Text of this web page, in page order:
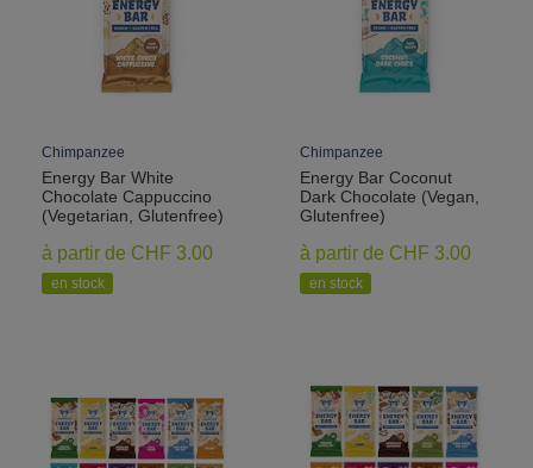
Chimpanzee
Energy Bar White
Chocolate Cappuccino
(Vegetarian, Glutenfree)
à partir de CHF 3.00
en stock
Chimpanzee
Energy Bar Coconut
Dark Chocolate (Vegan,
Glutenfree)
à partir de CHF 3.00
en stock